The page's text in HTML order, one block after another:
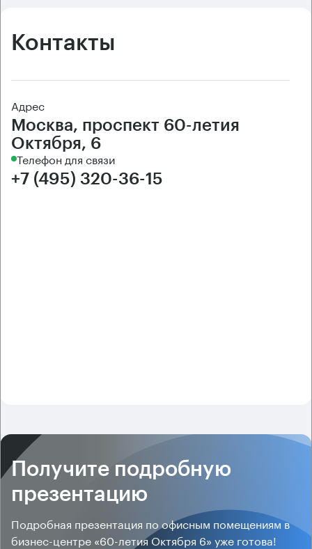
Контакты
Адрес
Москва, проспект 60-летия
Октября, 6
Телефон для связи
+7 (495) 320-36-15
Получите подробную
презентацию
Подробная презентация по офисным помещениям в
бизнес-центре «60-летия Октября 6» уже готова!